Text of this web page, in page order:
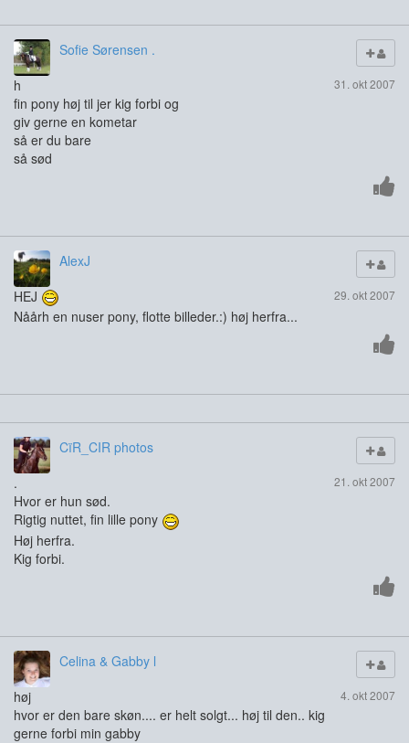
Sofie Sørensen .
31. okt 2007
h
fin pony høj til jer kig forbi og
giv gerne en kometar
så er du bare
så sød
AlexJ
29. okt 2007
HEJ
Nåårh en nuser pony, flotte billeder.:) høj herfra...
CïR_CIR photos
21. okt 2007
.
Hvor er hun sød.
Rigtig nuttet, fin lille pony
Høj herfra.
Kig forbi.
Celina & Gabby l
4. okt 2007
høj
hvor er den bare skøn.... er helt solgt... høj til den.. kig
gerne forbi min gabby